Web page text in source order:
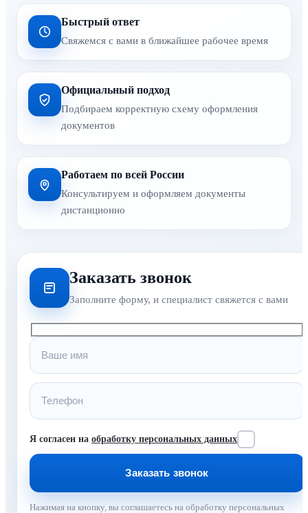
Быстрый ответ
Свяжемся с вами в ближайшее рабочее время
Официальный подход
Подбираем корректную схему оформления
документов
Работаем по всей России
Консультируем и оформляем документы
дистанционно
Заказать звонок
Заполните форму, и специалист свяжется с вами
Я согласен на обработку персональных данных
Нажимая на кнопку, вы соглашаетесь на обработку персональных